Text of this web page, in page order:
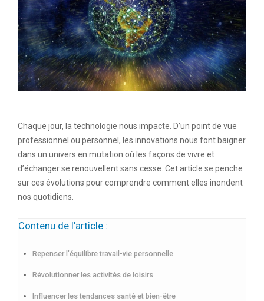
Chaque jour, la technologie nous impacte. D’un point de vue
professionnel ou personnel, les innovations nous font baigner
dans un univers en mutation où les façons de vivre et
d’échanger se renouvellent sans cesse. Cet article se penche
sur ces évolutions pour comprendre comment elles inondent
nos quotidiens.
Contenu de l'article :
Repenser l’équilibre travail-vie personnelle
Révolutionner les activités de loisirs
Influencer les tendances santé et bien-être